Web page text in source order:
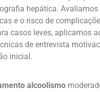
hepática.
e o risco de
casos leves, aplicamos
de entrevista
inicial.
alcoolismo